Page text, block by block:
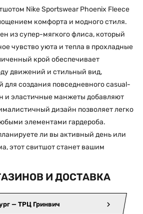
Nike Sportswear Phoenix Fleece
комфорта и модного стиля.
из супер-мягкого флиса, который
чувство уюта и тепла в прохладные
крой обеспечивает
движений и стильный вид,
для создания повседневного casual-
и эластичные манжеты добавляют
дизайн позволяет легко
элементами гардероба.
ли вы активный день или
этот свитшот станет вашим
И ДОСТАВКА
— ТРЦ Гринвич